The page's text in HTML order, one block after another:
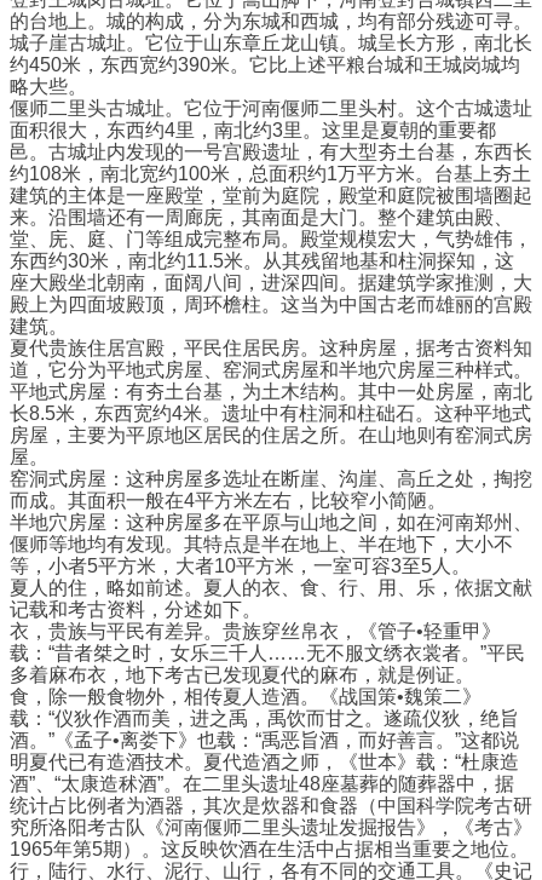
的台地上。城的构成，分为东城和西城，均有部分残迹可寻。
城子崖古城址。它位于山东章丘龙山镇。城呈长方形，南北长
约450米，东西宽约390米。它比上述平粮台城和王城岗城均
略大些。
偃师二里头古城址。它位于河南偃师二里头村。这个古城遗址
面积很大，东西约4里，南北约3里。这里是夏朝的重要都
邑。古城址内发现的一号宫殿遗址，有大型夯土台基，东西长
约108米，南北宽约100米，总面积约1万平方米。台基上夯土
建筑的主体是一座殿堂，堂前为庭院，殿堂和庭院被围墙圈起
来。沿围墙还有一周廊庑，其南面是大门。整个建筑由殿、
堂、庑、庭、门等组成完整布局。殿堂规模宏大，气势雄伟，
东西约30米，南北约11.5米。从其残留地基和柱洞探知，这
座大殿坐北朝南，面阔八间，进深四间。据建筑学家推测，大
殿上为四面坡殿顶，周环檐柱。这当为中国古老而雄丽的宫殿
建筑。
夏代贵族住居宫殿，平民住居民房。这种房屋，据考古资料知
道，它分为平地式房屋、窑洞式房屋和半地穴房屋三种样式。
平地式房屋：有夯土台基，为土木结构。其中一处房屋，南北
长8.5米，东西宽约4米。遗址中有柱洞和柱础石。这种平地式
房屋，主要为平原地区居民的住居之所。在山地则有窑洞式房
屋。
窑洞式房屋：这种房屋多选址在断崖、沟崖、高丘之处，掏挖
而成。其面积一般在4平方米左右，比较窄小简陋。
半地穴房屋：这种房屋多在平原与山地之间，如在河南郑州、
偃师等地均有发现。其特点是半在地上、半在地下，大小不
等，小者5平方米，大者10平方米，一室可容3至5人。
夏人的住，略如前述。夏人的衣、食、行、用、乐，依据文献
记载和考古资料，分述如下。
衣，贵族与平民有差异。贵族穿丝帛衣，《管子•轻重甲》
载：“昔者桀之时，女乐三千人……无不服文绣衣裳者。”平民
多着麻布衣，地下考古已发现夏代的麻布，就是例证。
食，除一般食物外，相传夏人造酒。《战国策•魏策二》
载：“仪狄作酒而美，进之禹，禹饮而甘之。遂疏仪狄，绝旨
酒。”《孟子•离娄下》也载：“禹恶旨酒，而好善言。”这都说
明夏代已有造酒技术。夏代造酒之师，《世本》载：“杜康造
酒”、“太康造秫酒”。在二里头遗址48座墓葬的随葬器中，据
统计占比例者为酒器，其次是炊器和食器（中国科学院考古研
究所洛阳考古队《河南偃师二里头遗址发掘报告》，《考古》
1965年第5期）。这反映饮酒在生活中占据相当重要之地位。
行，陆行、水行、泥行、山行，各有不同的交通工具。《史记